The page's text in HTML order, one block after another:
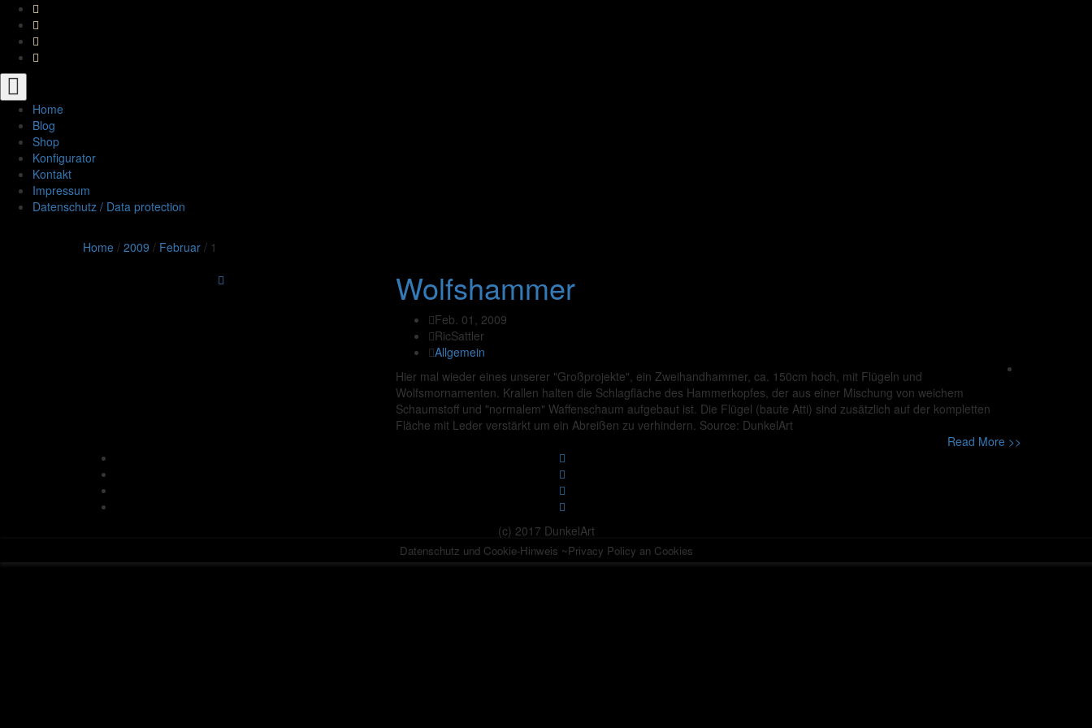
Toggle
navigation
Home
Blog
Shop
Konfigurator
Kontakt
Impressum
Datenschutz / Data protection
Home / 2009 / Februar / 1
Wolfshammer
Feb. 01, 2009
RicSattler
Allgemein
Hier mal wieder eines unserer "Großprojekte", ein Zweihandhammer, ca. 150cm hoch, mit Flügeln und
Wolfsmornamenten. Krallen halten die Schlagfläche des Hammerkopfes, der aus einer Mischung von weichem
Schaumstoff und "normalem" Waffenschaum aufgebaut ist. Die Flügel (baute Atti) sind zusätzlich auf der kompletten
Fläche mit Leder verstärkt um ein Abreißen zu verhindern. Source: DunkelArt
Read More >>
(c) 2017 DunkelArt
Datenschutz und Cookie-Hinweis ~Privacy Policy an Cookies